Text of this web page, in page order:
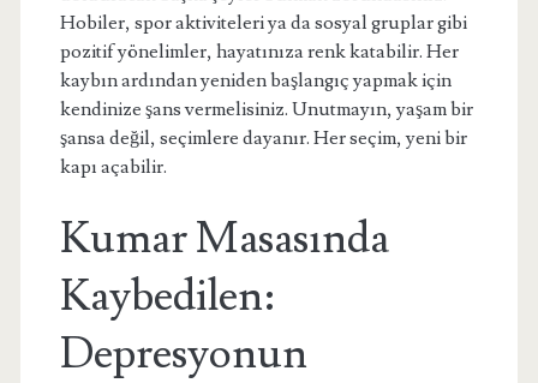
Hobiler, spor aktiviteleri ya da sosyal gruplar gibi
pozitif yönelimler, hayatınıza renk katabilir. Her
kaybın ardından yeniden başlangıç yapmak için
kendinize şans vermelisiniz. Unutmayın, yaşam bir
şansa değil, seçimlere dayanır. Her seçim, yeni bir
kapı açabilir.
Kumar Masasında
Kaybedilen:
Depresyonun